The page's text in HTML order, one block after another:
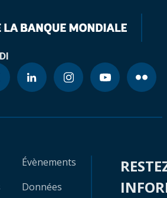
Évènements
Données